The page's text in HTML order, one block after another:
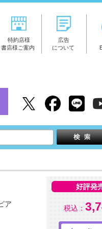
特約店様
書店様ご案内
広告
について
ア
好評発
税込：